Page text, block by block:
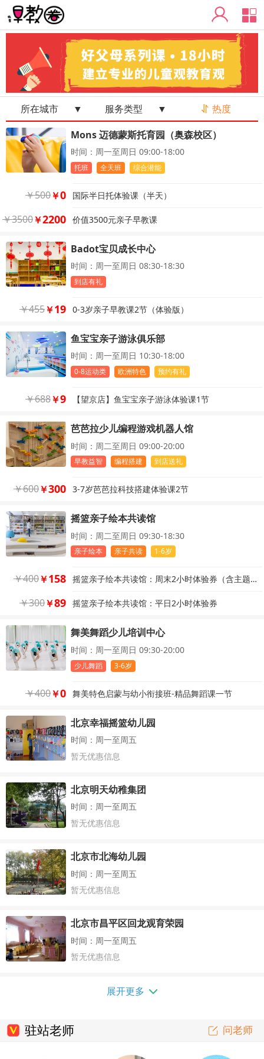
导
所在城市 ▼ 服务类型 ▼
热度
Mons 迈德蒙斯托育园（奥森校区）
时间：周一至周日 09:00-18:00
托班 全天班 综合潜能
￥500￥0 国际半日托体验课（半天）
￥3500￥2200 价值3500元亲子早教课
Badot宝贝成长中心
时间：周一至周日 08:30-18:30
到店有礼
￥455￥19 0-3岁亲子早教课2节（体验版）
鱼宝宝亲子游泳俱乐部
时间：周一至周日 10:30-18:00
0-8运动类 欧洲特色 预约有礼
￥688￥9 【望京店】鱼宝宝亲子游泳体验课1节
芭芭拉少儿编程游戏机器人馆
时间：周二至周日 09:00-20:00
早教益智 编程搭建 到店送礼
￥600￥300 3-7岁芭芭拉科技搭建体验课2节
摇篮亲子绘本共读馆
时间：周二至周日 09:30-18:30
亲子绘本 亲子共读 1-6岁
￥400￥158 摇篮亲子绘本共读馆：周末2小时体验券（含主题手工）
￥300￥89 摇篮亲子绘本共读馆：平日2小时体验券
舞美舞蹈少儿培训中心
时间：周一至周日 09:30-20:00
少儿舞蹈 3-6岁
￥400￥0 舞美特色启蒙与幼小衔接班-精品舞蹈课一节
北京幸福摇篮幼儿园
时间：周一至周五
暂无优惠信息
北京明天幼稚集团
时间：周一至周五
暂无优惠信息
北京市北海幼儿园
时间：周一至周五
暂无优惠信息
北京市昌平区回龙观育荣园
时间：周一至周五
暂无优惠信息
展开更多
驻站老师 问老师